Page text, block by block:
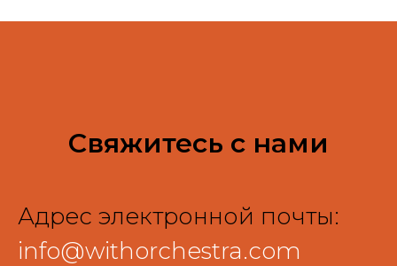
Свяжитесь с нами
Адрес электронной почты:
info@withorchestra.com